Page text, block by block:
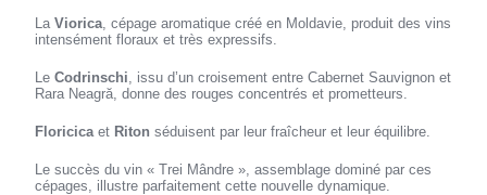
LaViorica , cépage aromatique créé en Moldavie, produit des vins
intensément floraux et très expressifs.
LeCodrinschi , issu d’un croisement entre Cabernet Sauvignon et
Rara Neagră, donne des rouges concentrés et prometteurs.
Floricica et Ritonséduisent par leur fraîcheur et leur équilibre.
Le succès du vin « Trei Mândre », assemblage dominé par ces
cépages, illustre parfaitement cette nouvelle dynamique.